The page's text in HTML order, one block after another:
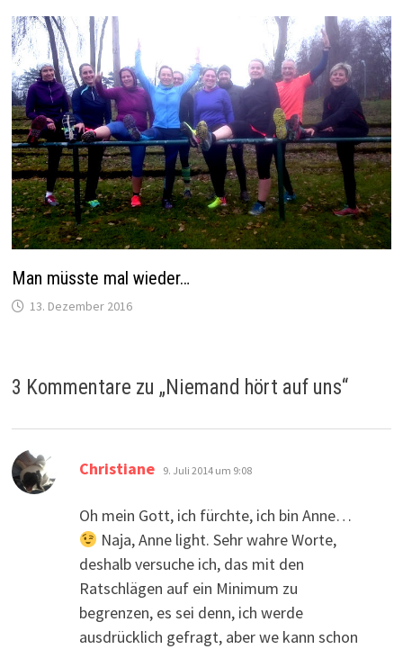
Man müsste mal wieder…
13. Dezember 2016
3 Kommentare zu „Niemand hört auf uns“
Christiane sagt:
9. Juli 2014 um 9:08
Oh mein Gott, ich fürchte, ich bin Anne…
Naja, Anne light. Sehr wahre Worte,
deshalb versuche ich, das mit den
Ratschlägen auf ein Minimum zu
begrenzen, es sei denn, ich werde
ausdrücklich gefragt, aber we kann schon